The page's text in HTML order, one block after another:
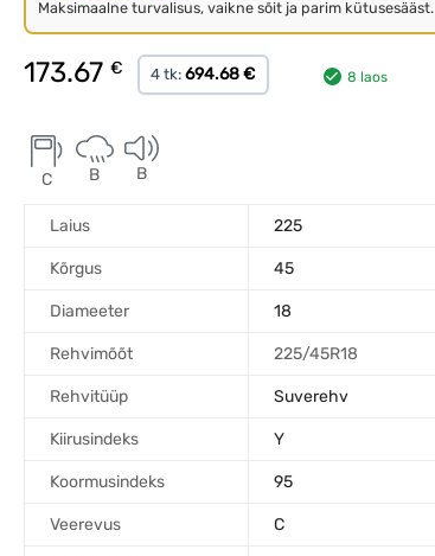
Maksimaalne turvalisus, vaikne sõit ja parim kütusesääst.
173.67 € 4 tk:694.68 € 8 laos
C B B
Laius 225
Kõrgus 45
Diameeter 18
Rehvimõõt 225/45R18
Rehvitüüp Suverehv
Kiirusindeks Y
Koormusindeks 95
Veerevus C